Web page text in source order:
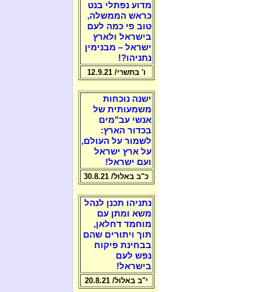
מדוע נפתלי בנט
כראש הממשלה,
טוב פי כמה לעם
בישראל ולארץ
ישראל – מבנימין
נתניהו?!
ו' בתשרי/ 12.9.21
ישנה נוכחות
משמעותית של
אנשי עב"מים
בכדור הארץ:
לשמור על העולם,
על ארץ ישראל
ועם ישראל!
כ"ב באלול/ 30.8.21
נתניהו תכנן לנהל
משא ומתן עם
מוחמד דחלאן,
תוך ויתורים שהם
בבחינת פיקוח
נפש לעם
בישראל!
י"ב באלול/ 20.8.21